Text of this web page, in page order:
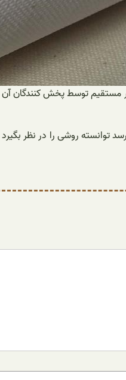
توسط پخش کنندگان
توانسته روشی را در نظر